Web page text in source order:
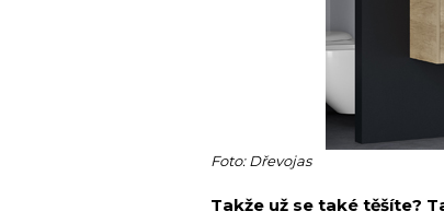
Foto: Dřevojas
Takže už se také těšíte?